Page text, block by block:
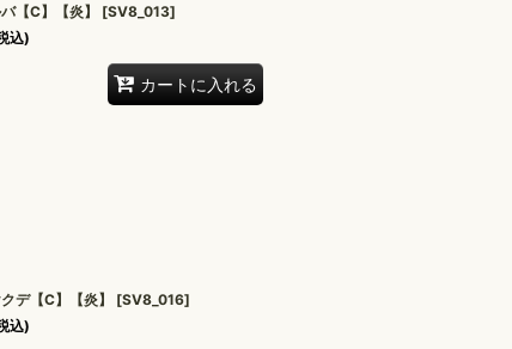
【C】【炎】 [SV8_013]
込)
カートに入れる
デ【C】【炎】 [SV8_016]
込)